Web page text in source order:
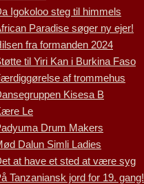
Igokoloo steg til himmels
Paradise søger ny ejer!
fra formanden 2024
til Yiri Kan i Burkina Faso
af trommehus
Kisesa B
Le
Drum Makers
Dalun Simli Ladies
at have et sted at være syg
Tanzaniansk jord for 19. gang!